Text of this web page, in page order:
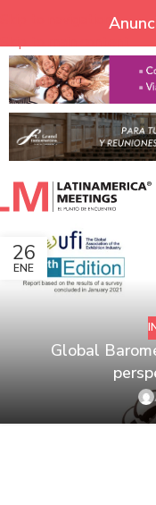
Skip to navigation
Skip to main content
26
ENE
Global